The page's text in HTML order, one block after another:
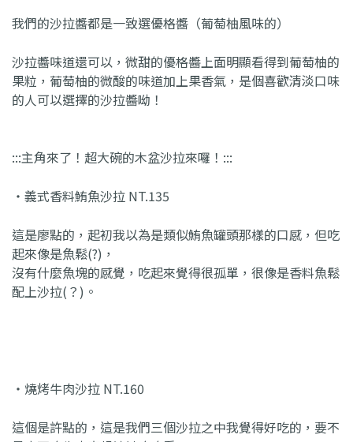
我們的沙拉醬都是一致選優格醬（葡萄柚風味的）
沙拉醬味道還可以，微甜的優格醬上面明顯看得到葡萄柚的
果粒，葡萄柚的微酸的味道加上果香氣，是個喜歡清淡口味
的人可以選擇的沙拉醬呦！
:::主角來了！超大碗的木盆沙拉來囉！:::
・義式香料鮪魚沙拉 NT.135
這是廖點的，起初我以為是類似鮪魚罐頭那樣的口感，但吃
起來像是魚鬆(?)，
沒有什麼魚塊的感覺，吃起來覺得很孤單，很像是香料魚鬆
配上沙拉(？)。
・燒烤牛肉沙拉 NT.160
這個是許點的，這是我們三個沙拉之中我覺得好吃的，要不